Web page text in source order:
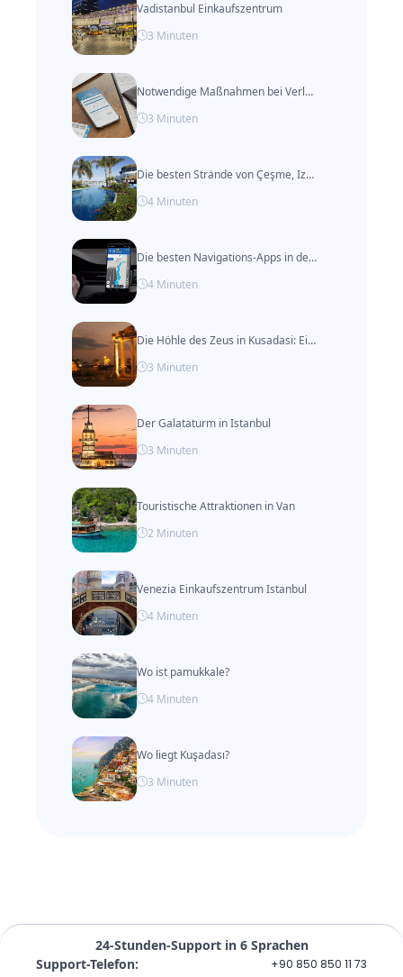
Vadistanbul Einkaufszentrum
3 Minuten
Notwendige Maßnahmen bei Verlust des Reisepasses im Ausland
3 Minuten
Die besten Strände von Çeşme, Izmir
4 Minuten
Die besten Navigations-Apps in der Türkei
4 Minuten
Die Höhle des Zeus in Kusadasi: Ein Muss in der Türkei
3 Minuten
Der Galataturm in Istanbul
3 Minuten
Touristische Attraktionen in Van
2 Minuten
Venezia Einkaufszentrum Istanbul
4 Minuten
Wo ist pamukkale?
4 Minuten
Wo liegt Kuşadası?
3 Minuten
24-Stunden-Support in 6 Sprachen
Support-Telefon: +90 850 850 11 73